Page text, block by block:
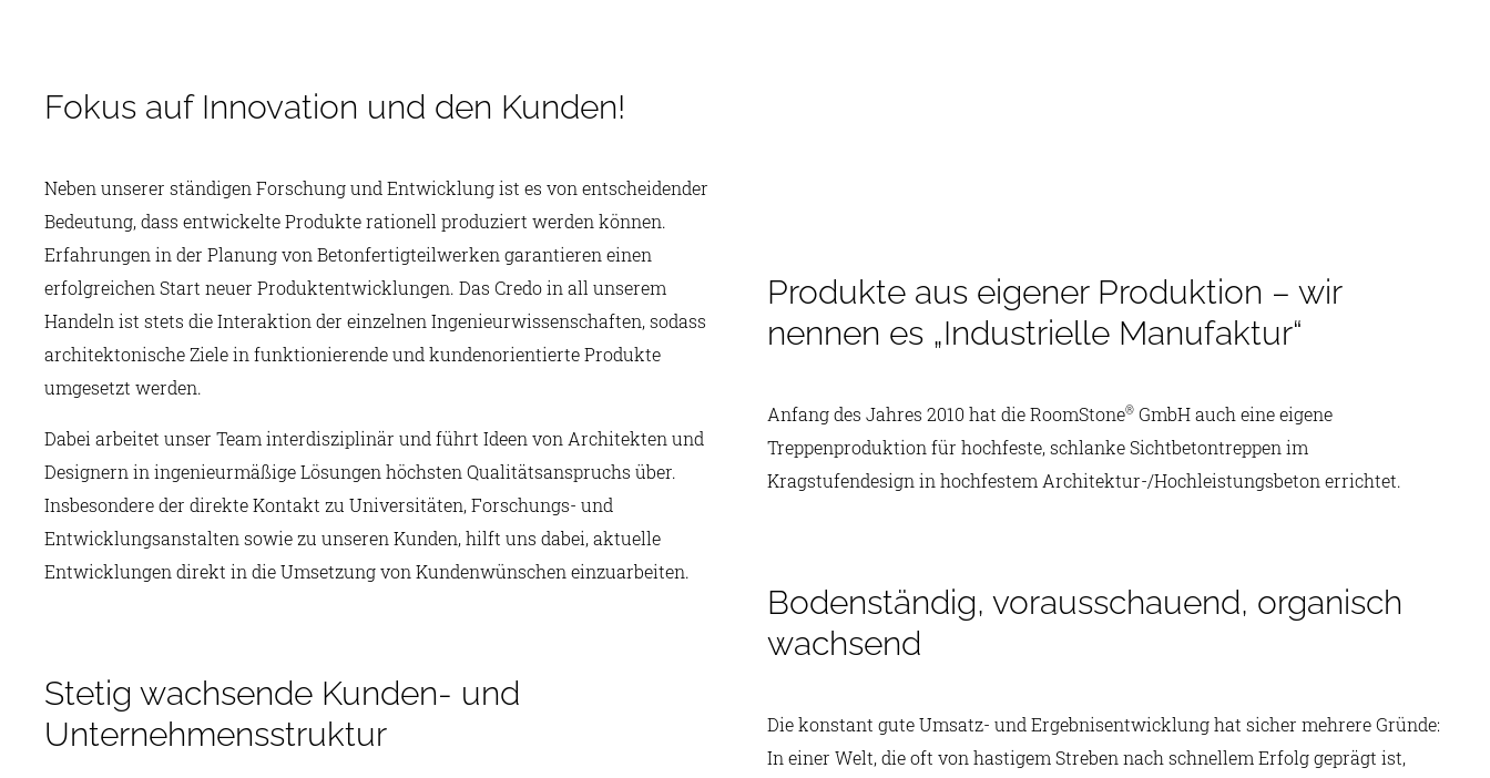
Fokus auf Innovation und den Kunden!
Neben unserer ständigen Forschung und Entwicklung ist es von entscheidender
Bedeutung, dass entwickelte Produkte rationell produziert werden können.
Erfahrungen in der Planung von Betonfertigteilwerken garantieren einen
erfolgreichen Start neuer Produktentwicklungen. Das Credo in all unserem
Handeln ist stets die Interaktion der einzelnen Ingenieurwissenschaften, sodass
architektonische Ziele in funktionierende und kundenorientierte Produkte
umgesetzt werden.
Dabei arbeitet unser Team interdisziplinär und führt Ideen von Architekten und
Designern in ingenieurmäßige Lösungen höchsten Qualitätsanspruchs über.
Insbesondere der direkte Kontakt zu Universitäten, Forschungs- und
Entwicklungsanstalten sowie zu unseren Kunden, hilft uns dabei, aktuelle
Entwicklungen direkt in die Umsetzung von Kundenwünschen einzuarbeiten.
Stetig wachsende Kunden- und
Unternehmensstruktur
Produkte aus eigener Produktion – wir
nennen es „Industrielle Manufaktur“
Anfang des Jahres 2010 hat die RoomStone® GmbH auch eine eigene
Treppenproduktion für hochfeste, schlanke Sichtbetontreppen im
Kragstufendesign in hochfestem Architektur-/Hochleistungsbeton errichtet.
Bodenständig, vorausschauend, organisch
wachsend
Die konstant gute Umsatz- und Ergebnisentwicklung hat sicher mehrere Gründe:
In einer Welt, die oft von hastigem Streben nach schnellem Erfolg geprägt ist,